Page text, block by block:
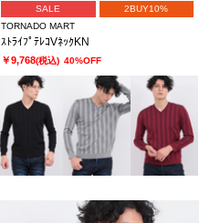
SALE
2BUY10%
TORNADO MART
ｽﾄﾗｲﾌﾟﾃﾚｺVﾈｯｸKN
￥9,768(税込) 40%OFF